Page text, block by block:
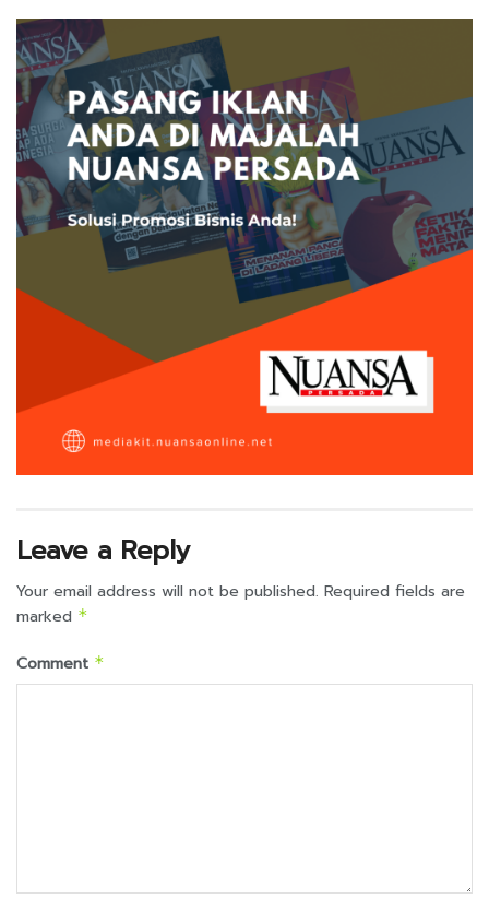
Leave a Reply
Your email address will not be published. Required fields are
marked *
Comment *